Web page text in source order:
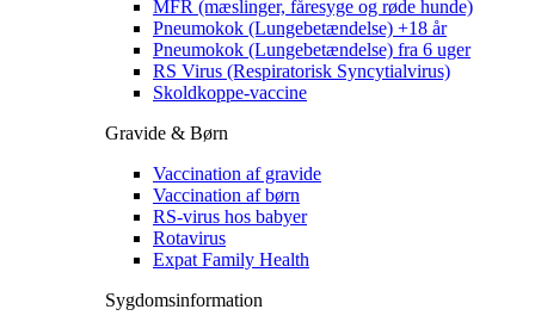
MFR (mæslinger, fåresyge og røde hunde)
Pneumokok (Lungebetændelse) +18 år
Pneumokok (Lungebetændelse) fra 6 uger
RS Virus (Respiratorisk Syncytialvirus)
Skoldkoppe-vaccine
Gravide & Børn
Vaccination af gravide
Vaccination af børn
RS-virus hos babyer
Rotavirus
Expat Family Health
Sygdomsinformation